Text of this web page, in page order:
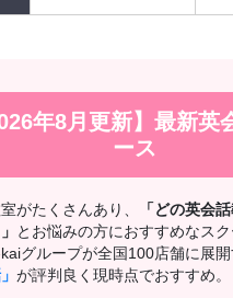
年8月更新】最新英
ース
がたくさんあり、
「どの英会
とお悩みの方におすすめなス
グループが全国100店舗に展開
が評判良く現時点でおすすめ。